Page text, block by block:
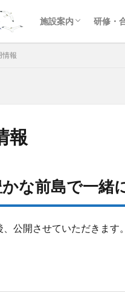
施設案内
宿泊施設のご案内
研修施設のご案内
体験施設のご案内
アクセス
緊急時対応
研修・
企業
勉強
英語
教育
情報
報
な前島で一緒
公開させていただきます。